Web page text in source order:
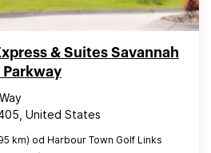
& Suites Savannah
Parkway
United States
km) od Harbour Town Golf Links